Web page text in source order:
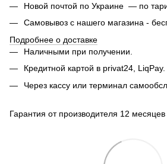
Новой почтой по Украине — по
Самовывоз с нашего магазина -
Подробнее о доставке
Наличными при получении.
Кредитной картой в privat24, LiqPay.
Через кассу или терминал
Гарантия от производителя 12 месяцев